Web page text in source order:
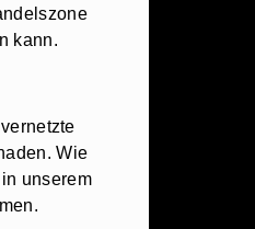
kann.
Wie
unserem